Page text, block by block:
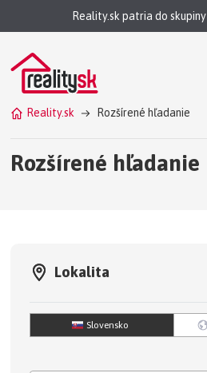
Reality.sk patria do skupiny
Reality.sk Rozšírené hľadanie
Rozšírené hľadanie
Lokalita
Slovensko